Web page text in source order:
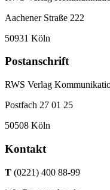
Aachener Straße 222
50931 Köln
Postanschrift
RWS Verlag
Postfach 27 01 25
50508 Köln
Kontakt
T (0221) 400 88-99